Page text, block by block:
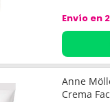
mientras
acción
gracias a
espectro
está
orgánica
Envío en
Anne
Crema